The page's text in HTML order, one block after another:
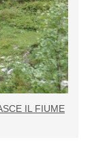
IL FIUME